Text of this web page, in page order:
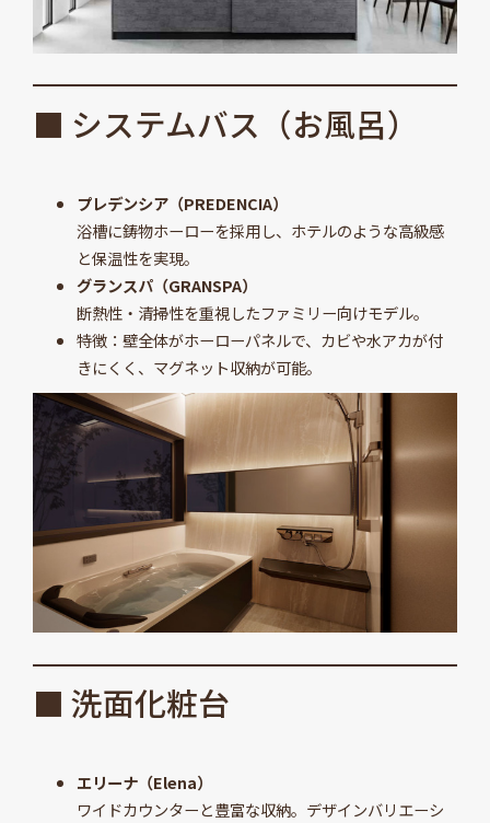
■ システムバス（お風呂）
プレデンシア（PREDENCIA）
浴槽に鋳物ホーローを採用し、ホテルのような高級感
と保温性を実現。
グランスパ（GRANSPA）
断熱性・清掃性を重視したファミリー向けモデル。
特徴：壁全体がホーローパネルで、カビや水アカが付
きにくく、マグネット収納が可能。
■ 洗面化粧台
エリーナ（Elena）
ワイドカウンターと豊富な収納。デザインバリエーシ